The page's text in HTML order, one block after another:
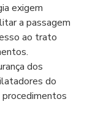
exigem
a passagem
ao trato
dos
do